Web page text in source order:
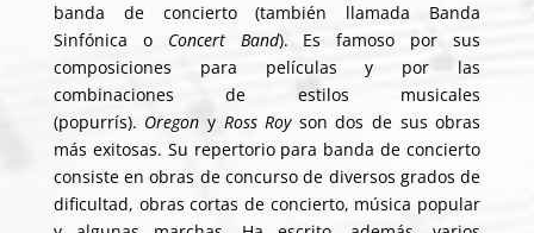
banda de concierto (también llamada Banda
Sinfónica o Concert Band). Es famoso por sus
composiciones para películas y por las
combinaciones de estilos musicales
(popurrís). Oregon y Ross Royson dos de sus obras
más exitosas. Su repertorio para banda de concierto
consiste en obras de concurso de diversos grados de
dificultad, obras cortas de concierto, música popular